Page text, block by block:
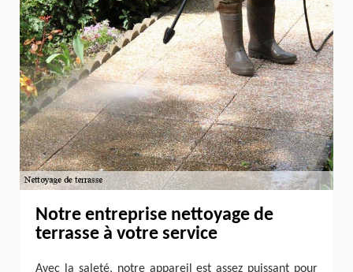
Notre entreprise nettoyage de
terrasse à votre service
Avec la saleté, notre appareil est assez puissant pour